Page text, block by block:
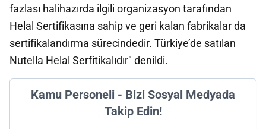
fazlası halihazırda ilgili organizasyon tarafından
Helal Sertifikasına sahip ve geri kalan fabrikalar da
sertifikalandırma sürecindedir. Türkiye’de satılan
Nutella Helal Serfitikalıdır" denildi.
Kamu Personeli - Bizi Sosyal Medyada
Takip Edin!